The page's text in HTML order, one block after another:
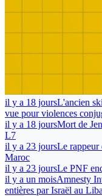
il y a 18 joursL'ancien
vue pour violences
il y a 18 joursMort de
L7
il y a 23 joursLe rappeur
Maroc
il y a 23 joursLe PNF
il y a un moisAmnesty
entières par Israël au